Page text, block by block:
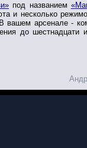
под названием
и несколько
вашем арсенале -
до шестнадцати